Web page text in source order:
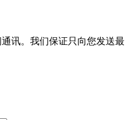
讯。我们保证只向您发送最